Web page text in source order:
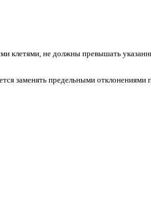
клетями, не должны превышать
заменять предельными отклонениями